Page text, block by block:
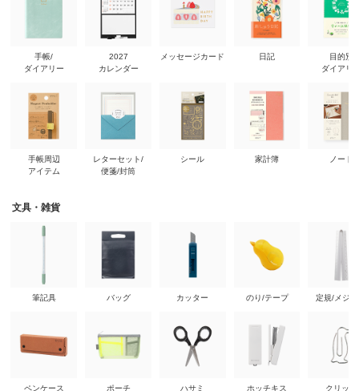
手帳/
ダイアリー
手帳周辺
アイテム
2027
カレンダー
レターセット/
便箋/封筒
メッセージカード
シール
日記
家計簿
目的別
ダイアリ
ノート
文具・雑貨
筆記具
ペンケース
バッグ
ポーチ
カッター
ハサミ
のり/テープ
ホッチキス
定規/メジ
クリップ